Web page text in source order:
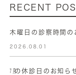
RECENT
木曜日の診察時間の
2026.08.01
㋆の休診日のお知ら